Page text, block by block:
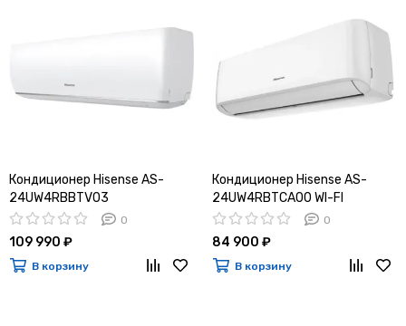
Кондиционер Hisense AS-
24UW4RBBTV03
0
109 990 ₽
В корзину
Кондиционер Hisense AS-
24UW4RBTCA00 WI-FI
0
84 900 ₽
В корзину